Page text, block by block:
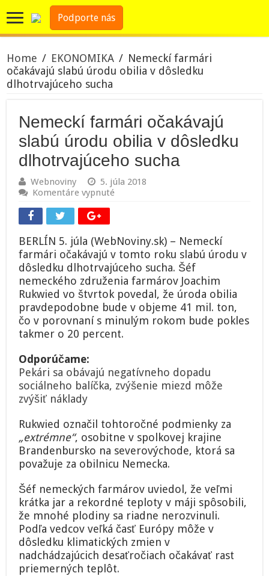
Podporte nás
Home / EKONOMIKA / Nemeckí farmári
očakávajú slabú úrodu obilia v dôsledku
dlhotrvajúceho sucha
Nemeckí farmári očakávajú
slabú úrodu obilia v dôsledku
dlhotrvajúceho sucha
Webnoviny
5. júla 2018
Komentáre vypnuté
slabú
úrodu
obilia
v
dôsledku
dlhotrvajúceho
sucha
BERLÍN 5. júla (WebNoviny.sk) – Nemeckí
farmári očakávajú v tomto roku slabú úrodu v
dôsledku dlhotrvajúceho sucha. Šéf
nemeckého združenia farmárov Joachim
Rukwied vo štvrtok povedal, že úroda obilia
pravdepodobne bude v objeme 41 mil. ton,
čo v porovnaní s minulým rokom bude pokles
takmer o 20 percent.
Odporúčame:
Pekári sa obávajú negatívneho dopadu
sociálneho balíčka, zvýšenie miezd môže
zvýšiť náklady
Rukwied označil tohtoročné podmienky za
„extrémne“, osobitne v spolkovej krajine
Brandenbursko na severovýchode, ktorá sa
považuje za obilnicu Nemecka.
Šéf nemeckých farmárov uviedol, že veľmi
krátka jar a rekordné teploty v máji spôsobili,
že mnohé plodiny sa riadne nerozvinuli.
Podľa vedcov veľká časť Európy môže v
dôsledku klimatických zmien v
nadchádzajúcich desaťročiach očakávať rast
priemerných teplôt.